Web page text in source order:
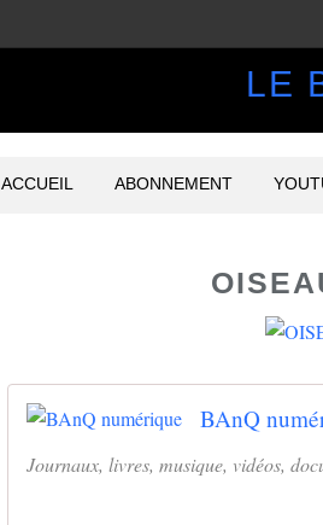
LE
ACCUEIL ABONNEMENT
BAnQ
Journaux, livres, musique, vidéos,